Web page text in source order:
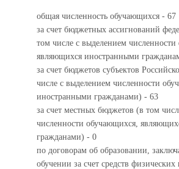
общая численность обучающихся - 67
за счет бюджетных ассигнований
том числе с выделением численности
являющихся иностранными
за счет бюджетов субъектов
числе с выделением численности
иностранными гражданами) - 63
за счет местных бюджетов (в том
численности обучающихся,
гражданами) - 0
по договорам об образовании,
обучении за счет средств